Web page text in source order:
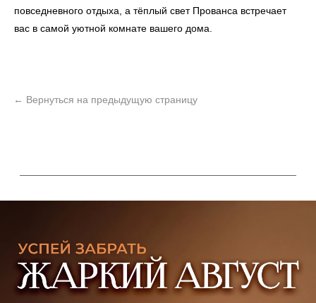
повседневного отдыха, а тёплый свет Прованса встречает
вас в самой уютной комнате вашего дома.